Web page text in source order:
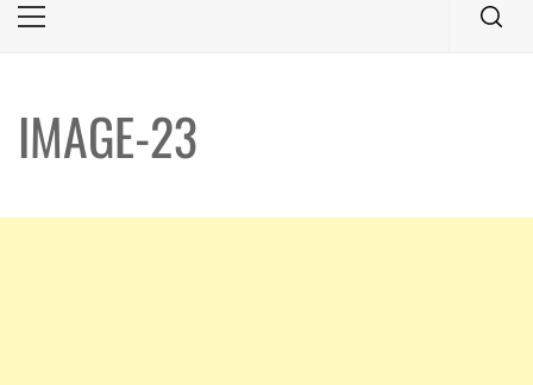
Primary
IMAGE-23